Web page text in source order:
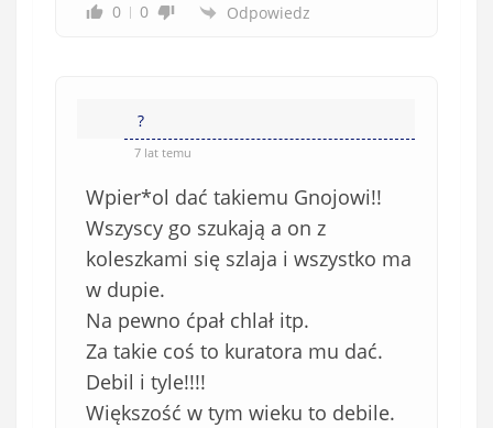
0 0 Odpowiedz
?
7 lat temu
Wpier*ol dać takiemu Gnojowi!!
Wszyscy go szukają a on z
koleszkami się szlaja i wszystko ma
w dupie.
Na pewno ćpał chlał itp.
Za takie coś to kuratora mu dać.
Debil i tyle!!!!
Większość w tym wieku to debile.